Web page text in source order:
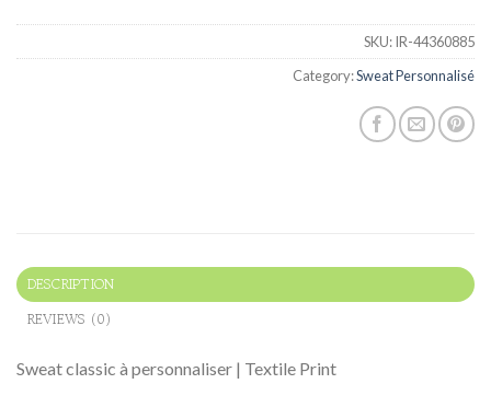
SKU:IR-44360885
Category:Sweat Personnalisé
DESCRIPTION
REVIEWS (0)
Sweat classic à personnaliser | Textile Print